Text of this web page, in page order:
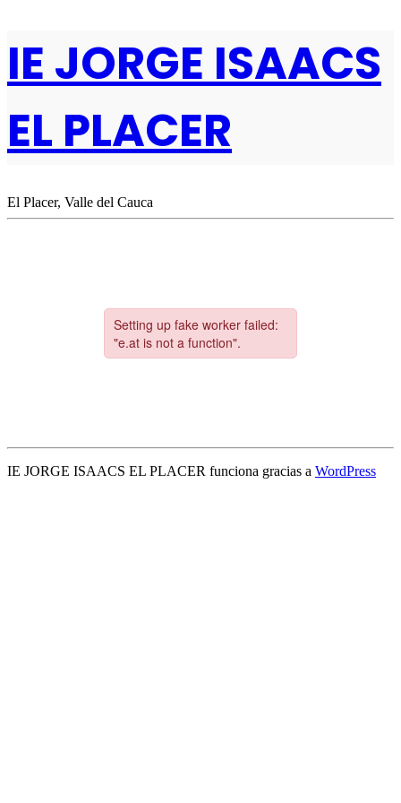
IE JORGE ISAACS
EL PLACER
El Placer, Valle del Cauca
IE JORGE ISAACS EL PLACER funciona gracias a WordPress